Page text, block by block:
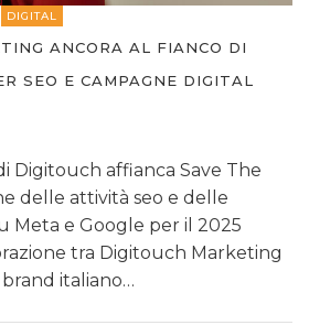
DIGITAL
ANCORA AL FIANCO DI
SEO E CAMPAGNE DIGITAL
Digitouch affianca Save The
delle attività seo e delle
Meta e Google per il 2025
tra Digitouch Marketing
italiano…